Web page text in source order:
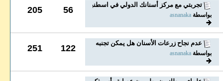
تجربتي مع مركز أسنانك الدولي في اسطنبول بعد فقد...
بواسطة asnanaka
56
205
عدم نجاح زرعات الأسنان هل يمكن تجنبه
بواسطة asnanaka
122
251